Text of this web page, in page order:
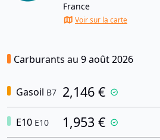
France
Voir sur la carte
Carburants au 9 août 2026
Gasoil B7 2,146 €
E10 E10 1,953 €